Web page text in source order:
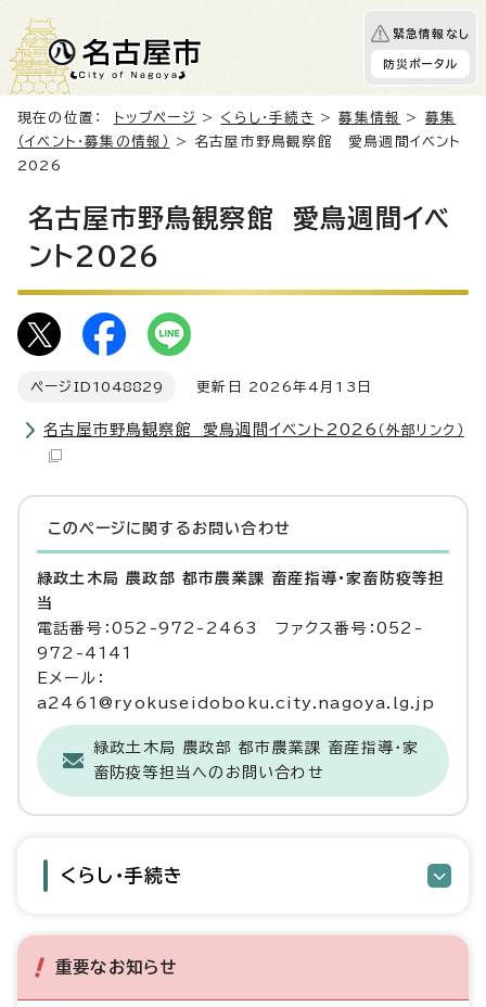
緊急情報なし
防災ポータル
現在の位置： トップページ > くらし・手続き >募集情報 > 募集
（イベント・募集の情報）
> 名古屋市野鳥観察館 愛鳥週間イベント
2026
名古屋市野鳥観察館 愛鳥週間イベ
ント2026
ページID 1048829 更新日 2026年4月13日
名古屋市野鳥観察館 愛鳥週間イベント2026 （外部リンク）
このページに関する お問い合わせ
緑政土木局 農政部 都市農業課 畜産指導・家畜防疫等担
当
電話番号：052-972-2463 ファクス番号：052-
972-4141
Eメール：
a2461@ryokuseidoboku.city.nagoya.lg.jp
緑政土木局 農政部 都市農業課 畜産指導・家
畜防疫等担当へのお問い合わせ
くらし・手続き
重要なお知らせ